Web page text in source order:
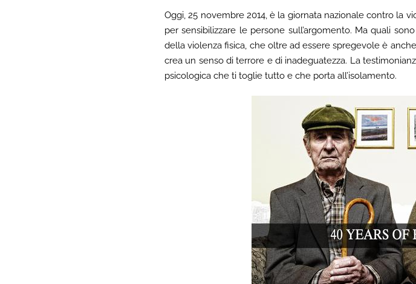
Oggi, 25 novembre 2014, è la giornata nazionale contro la
per sensibilizzare le persone sull’argomento. Ma quali
della violenza fisica, che oltre ad essere spregevole è
crea un senso di terrore e di inadeguatezza. La
psicologica che ti toglie tutto e che porta all’isolamento.